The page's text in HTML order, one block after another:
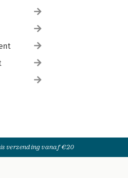
verzending vanaf €20